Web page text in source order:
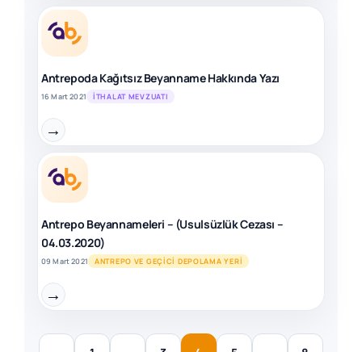
Antrepoda Kağıtsız Beyanname Hakkında Yazı
16 Mart 2021 İTHALAT MEVZUATI
→
Antrepo Beyannameleri – (Usulsüzlük Cezası –
04.03.2020)
09 Mart 2021 ANTREPO VE GEÇICI DEPOLAMA YERI
→